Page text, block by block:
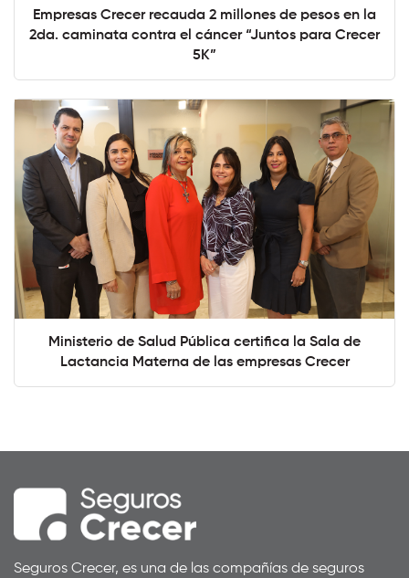
Empresas Crecer recauda 2 millones de pesos en la
2da. caminata contra el cáncer “Juntos para Crecer
5K”
Ministerio de Salud Pública certifica la Sala de
Lactancia Materna de las empresas Crecer
Seguros Crecer, es una de las compañías de seguros